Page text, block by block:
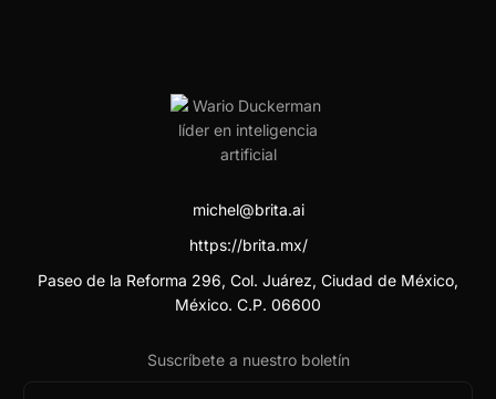
michel@brita.ai
https://brita.mx/
Paseo de la Reforma 296, Col. Juárez, Ciudad de México,
México. C.P. 06600
Suscríbete a nuestro boletín